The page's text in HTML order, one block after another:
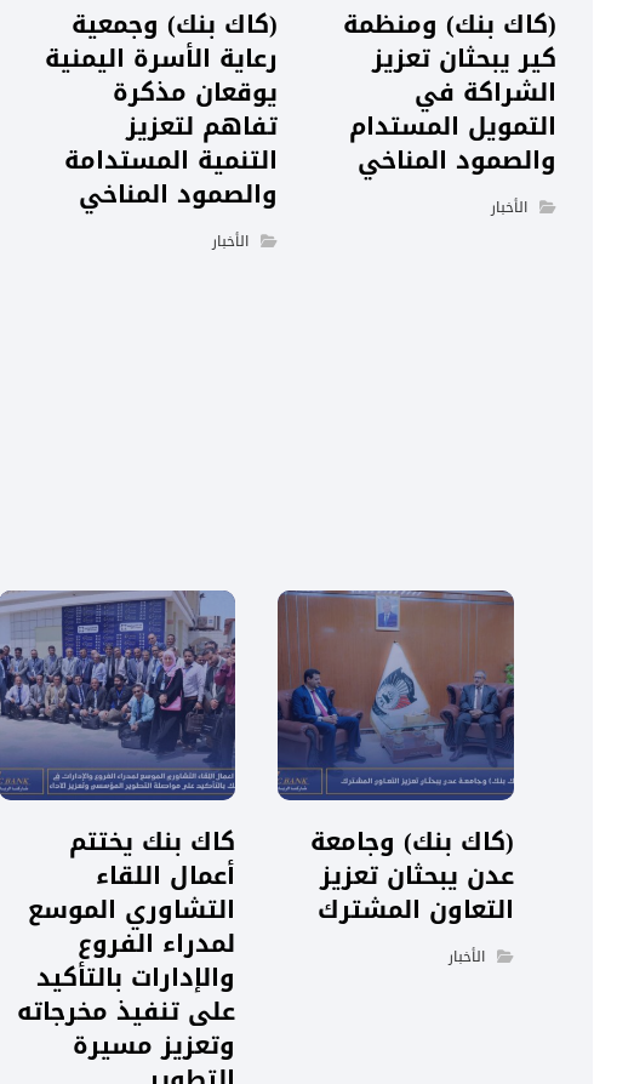
(كاك بنك) ومنظمة
كير يبحثان تعزيز
الشراكة في
التمويل المستدام
والصمود المناخي
الأخبار
(كاك بنك) وجمعية
رعاية الأسرة اليمنية
يوقعان مذكرة
تفاهم لتعزيز
التنمية المستدامة
والصمود المناخي
الأخبار
(كاك بنك) وجامعة
عدن يبحثان تعزيز
التعاون المشترك
الأخبار
كاك بنك يختتم
أعمال اللقاء
التشاوري الموسع
لمدراء الفروع
والإدارات بالتأكيد
على تنفيذ مخرجاته
وتعزيز مسيرة